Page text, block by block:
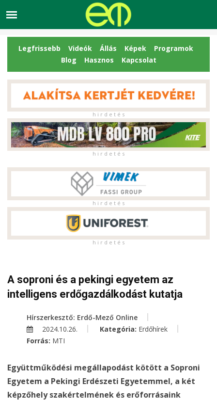
Legfrissebb Videók Állás Képek
Programok
Blog
Hasznos Kapcsolat
h i r d e t é s
h i r d e t é s
h i r d e t é s
h i r d e t é s
A soproni és a pekingi egyetem az
intelligens erdőgazdálkodást kutatja
Hírszerkesztő: Erdő-Mező Online
2024.10.26.
Kategória: Erdőhírek
Forrás: MTI
Együttműködési megállapodást kötött a Soproni
Egyetem a Pekingi Erdészeti Egyetemmel, a két
képzőhely szakértelmének és erőforrásaink